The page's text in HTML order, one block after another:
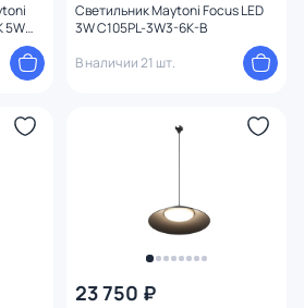
5W
Светильник Maytoni Focus LED
3W C105PL-3W3-6K-B
В наличии 21 шт.
23 750 ₽